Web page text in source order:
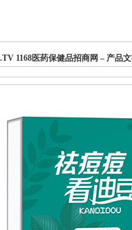
1168医药保健品招商网 – 产品